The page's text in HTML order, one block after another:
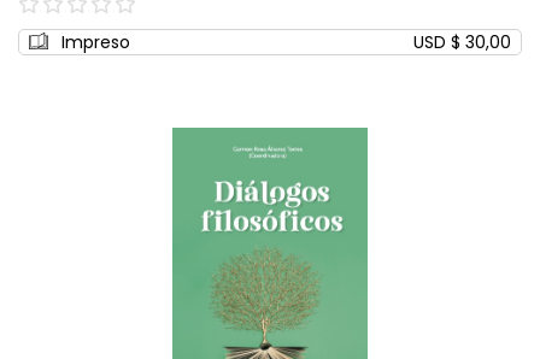
0%
Impreso USD $ 30,00